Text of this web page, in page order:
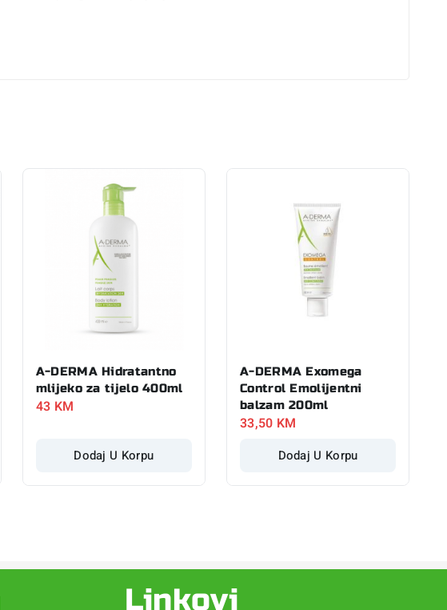
A-DERMA Hidratantno
mlijeko za tijelo 400ml
43 KM
Dodaj U Korpu
A-DERMA Exomega
Control Emolijentni
balzam 200ml
33,50 KM
Dodaj U Korpu
Linkovi